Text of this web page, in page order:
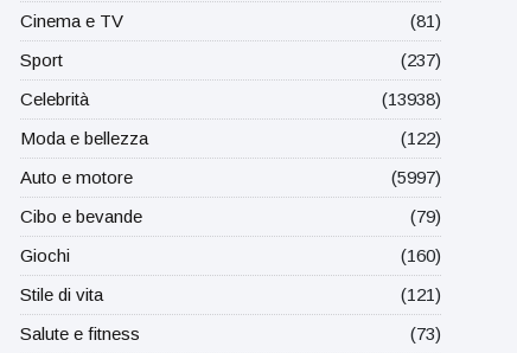
Cinema e TV
(81)
Sport
(237)
Celebrità
(13938)
Moda e bellezza
(122)
Auto e motore
(5997)
Cibo e bevande
(79)
Giochi
(160)
Stile di vita
(121)
Salute e fitness
(73)